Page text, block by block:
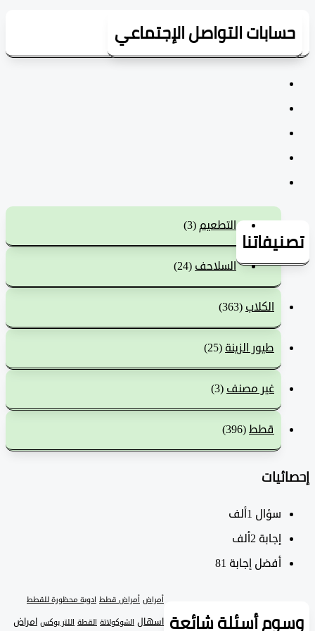
التواصل الإجتماعي
التطعيم(3)
السلاحف(24)
الكلاب(363)
طيور الزينة (25)
غير مصنف(3)
قطط (396)
سؤال1ألف
‫إجابة 2ألف
أفضل إجابة 81
أسئلة شائعة
أمراض قطط ادوية محظورة للقطط
اسهال الشوكولاتة القطة اللتر بوكس امراض